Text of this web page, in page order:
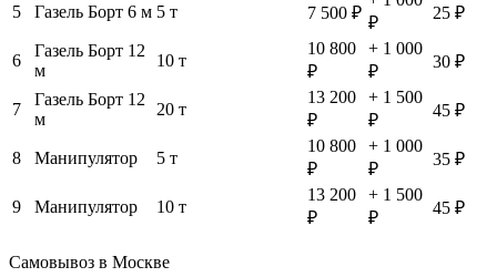
5 Газель Борт 6 м 5 т 7 500 ₽
₽
25 ₽
6
Газель Борт 12
м
10 т
10 800
₽
+ 1 000
₽
30 ₽
7
Газель Борт 12
м
20 т
13 200
₽
+ 1 500
₽
45 ₽
8 Манипулятор 5 т
10 800
₽
+ 1 000
₽
35 ₽
9 Манипулятор 10 т
13 200
₽
+ 1 500
₽
45 ₽
Самовывоз в Москве